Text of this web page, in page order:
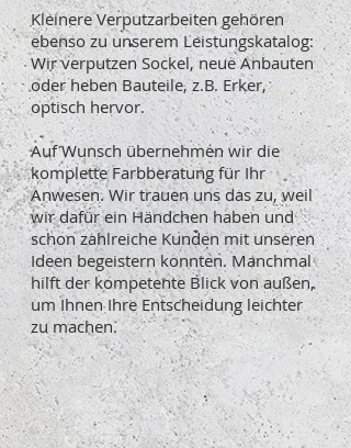
Kleinere Verputzarbeiten gehören
ebenso zu unserem Leistungskatalog:
Wir verputzen Sockel, neue Anbauten
oder heben Bauteile, z.B. Erker,
optisch hervor.
Auf Wunsch übernehmen wir die
komplette Farbberatung für Ihr
Anwesen. Wir trauen uns das zu, weil
wir dafür ein Händchen haben und
schon zahlreiche Kunden mit unseren
Ideen begeistern konnten. Manchmal
hilft der kompetente Blick von außen,
um Ihnen Ihre Entscheidung leichter
zu machen.